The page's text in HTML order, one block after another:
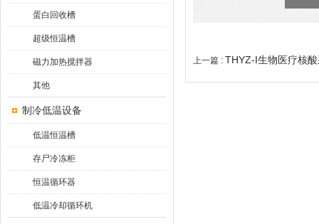
蛋白回收槽
超级恒温槽
磁力加热搅拌器
其他
制冷低温设备
低温恒温槽
存尸冷冻柜
恒温循环器
低温冷却循环机
上一篇 : THYZ-I生物医疗核